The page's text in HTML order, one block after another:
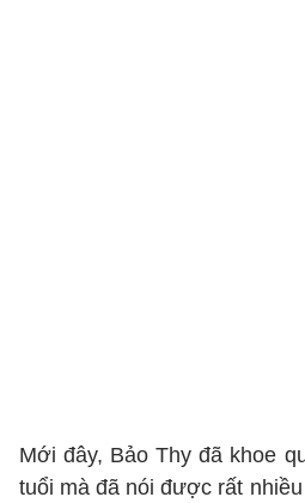
Mới đây, Bảo Thy đã khoe
tuổi mà đã nói được rất